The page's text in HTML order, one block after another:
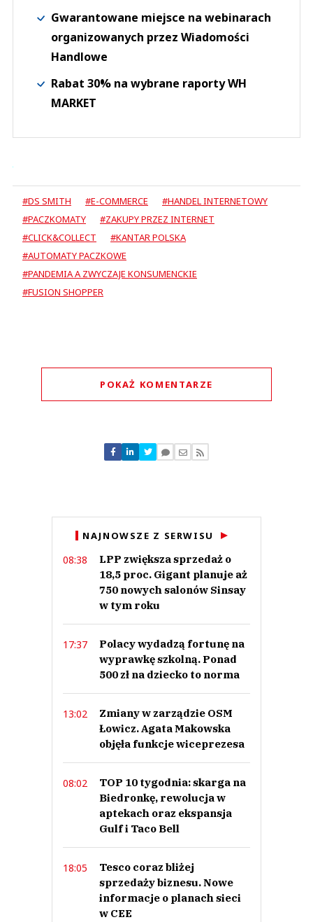
Gwarantowane miejsce na webinarach
organizowanych przez Wiadomości
Handlowe
Rabat 30% na wybrane raporty WH
MARKET
#DS SMITH #E-COMMERCE
#HANDEL INTERNETOWY
#PACZKOMATY
#ZAKUPY PRZEZ INTERNET
#CLICK&COLLECT
#KANTAR POLSKA
#AUTOMATY PACZKOWE
#PANDEMIA A ZWYCZAJE KONSUMENCKIE
#FUSION SHOPPER
POKAŻ KOMENTARZE
Nie znaleziono komentarzy
Zostaw swoje komentarze
NAJNOWSZE Z SERWISU
08:38
LPP zwiększa sprzedaż o
18,5 proc. Gigant planuje aż
750 nowych salonów Sinsay
w tym roku
17:37
Polacy wydadzą fortunę na
wyprawkę szkolną. Ponad
500 zł na dziecko to norma
13:02
Zmiany w zarządzie OSM
Łowicz. Agata Makowska
objęła funkcje wiceprezesa
08:02
TOP 10 tygodnia: skarga na
Biedronkę, rewolucja w
aptekach oraz ekspansja
Gulf i Taco Bell
18:05
Tesco coraz bliżej
sprzedaży biznesu. Nowe
informacje o planach sieci
w CEE